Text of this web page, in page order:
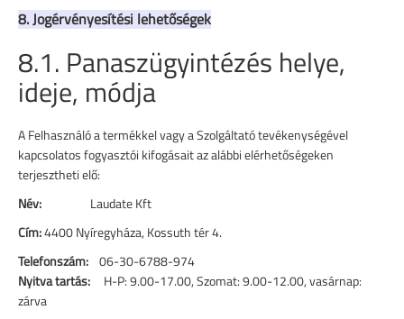
8. Jogérvényesítési lehetőségek
8.1. Panaszügyintézés helye,
ideje, módja
A Felhasználó a termékkel vagy a Szolgáltató tevékenységével
kapcsolatos fogyasztói kifogásait az alábbi elérhetőségeken
terjesztheti elő:
Név: Laudate Kft
Cím:4400 Nyíregyháza, Kossuth tér 4.
Telefonszám: 06-30-6788-974
Nyitva tartás: H-P: 9.00-17.00,Szomat: 9.00-12.00,vasárnap:
zárva